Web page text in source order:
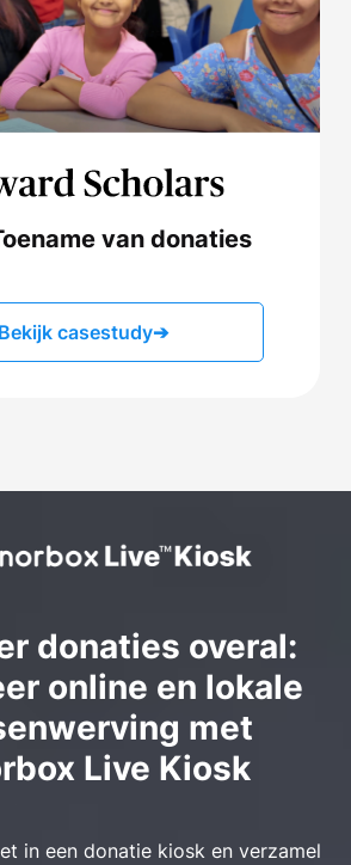
van donaties
Bekijk casestudy➔
donaties overal:
online en lokale
met
Live Kiosk
in een donatie kiosk en verzamel